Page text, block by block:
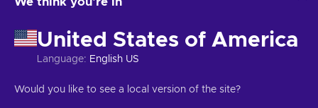
著作権 ©2026 Eneba.無断複写・転載を禁じます。 JSC "Helis play",
may also be used for ads personalization.
By clicking 'Accept all', you consent to the use of these
technologies by Eneba and its partners. You can adjust your
For more information on how Google uses your data, see
United States of America
Language: English US
Would you like to see a local version of the site?